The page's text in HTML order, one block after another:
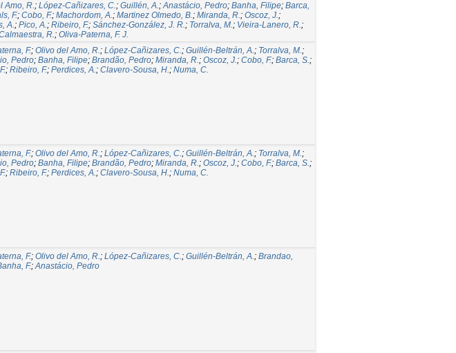
Amo, R.; López-Cañizares, C.; Guillén, A.;Anastácio, Pedro; Banha, Filipe; Barca,
F.; Cobo, F.; Machordom, A.; Martinez Olmedo, B.; Miranda, R.; Oscoz, J.;
A.; Pico, A.; Ribeiro, F.; Sánchez-González, J. R.; Torralva, M.; Vieira-Lanero, R.;
R.; Oliva-Paterna, F. J.
F.; Olivo del Amo, R.; López-Cañizares, C.; Guillén-Beltrán, A.; Torralva, M.;
Pedro; Banha, Filipe; Brandão, Pedro; Miranda, R.; Oscoz, J.; Cobo, F.; Barca, S.;
; Ribeiro, F.; Perdices, A.; Clavero-Sousa, H.; Numa, C.
F.; Olivo del Amo, R.; López-Cañizares, C.; Guillén-Beltrán, A.; Torralva, M.;
Pedro; Banha, Filipe; Brandão, Pedro; Miranda, R.; Oscoz, J.; Cobo, F.; Barca, S.;
; Ribeiro, F.; Perdices, A.; Clavero-Sousa, H.; Numa, C.
F.; Olivo del Amo, R.; López-Cañizares, C.; Guillén-Beltrán, A.; Brandao,
F.;Anastácio, Pedro